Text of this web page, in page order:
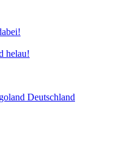
helau!
Deutschland